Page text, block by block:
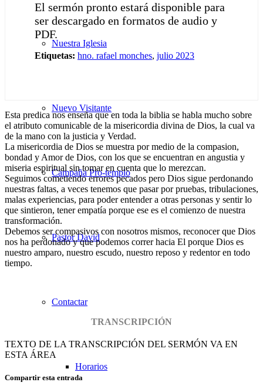
Nuestra Iglesia
Nuevo Visitante
Campaña Pro-templo
Pastor David
Contactar
Horarios
El sermón pronto estará disponible para
ser descargado en formatos de audio y
PDF.
Etiquetas: hno. rafael monches, julio 2023
Esta predica nos enseña que en toda la biblia se habla mucho sobre
el atributo comunicable de la misericordia divina de Dios, la cual va
de la mano con la justicia y Verdad.
La misericordia de Dios se muestra por medio de la compasion,
bondad y Amor de Dios, con los que se encuentran en angustia y
miseria espiritual sin tomar en cuenta que lo merezcan.
Seguimos cometiendo errores pecados pero Dios sigue perdonando
nuestras faltas, a veces tenemos que pasar por pruebas, tribulaciones,
malas experiencias, para poder entender a otras personas y sentir lo
que sintieron, tener empatía porque ese es el comienzo de nuestra
transformación.
Debemos ser compasivos con nosotros mismos, reconocer que Dios
nos ha perdonado y que podemos correr hacia El porque Dios es
nuestro amparo, nuestro escudo, nuestro reposo y redentor en todo
tiempo.
TRANSCRIPCIÓN
TEXTO DE LA TRANSCRIPCIÓN DEL SERMÓN VA EN
ESTA ÁREA
Compartir esta entrada